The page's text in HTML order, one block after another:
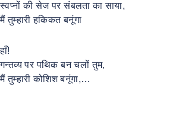
स्वप्नों की सेज पर संबलता का साया,
मैं तुम्हारी हकिकत बनूंगा
हाँ!
गन्तव्य पर पथिक बन चलों तुम,
मैं तुम्हारी कोशिश बनूंगा,…